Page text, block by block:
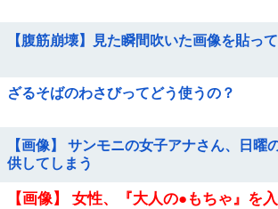
【腹筋崩壊】見た瞬間吹いた画像を貼っ
ざるそばのわさびってどう使うの？
【画像】 サンモニの女子アナさん、日曜
供してしまう
【画像】 女性、『大人の●もちゃ』を